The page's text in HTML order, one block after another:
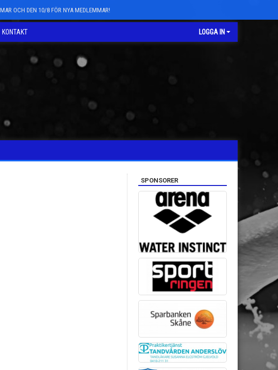
OCH DEN 10/8 FÖR NYA MEDLEMMAR!
KONTAKT LOGGA IN
SPONSORER